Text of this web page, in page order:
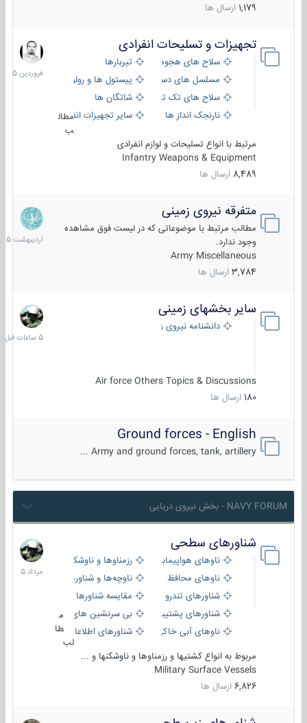
1,179 ارسال ها
تجهیزات و تسلیحات انفرادی
سلاح های هجومی
تیربارها
مسلسل های دستی
پیستول ها و رولورها
سلاح های تک تیر اندازیشاتگان ها
نارنجک انداز ها
سایر تجهیزات انفرادی
مطال
ب
مرتبط با انواع تسلیحات و لوازم انفرادی
Infantry Weapons & Equipment
8,489 ارسال ها
17
فروردین
1405
متفرقه نیروی زمینی
مطالب مرتبط با موضوعاتی که در لیست فوق مشاهده
وجود ندارد.
Army Miscellaneous
3,784 ارسال ها
27
1405
سایر بخشهای زمینی
دانشنامه نیروی زمینی
Air force Others Topics & Discussions
180 ارسال ها
5
ساعات
قبل
Ground forces - English
Army and ground forces, tank, artillery ...
NAVY FORUM - بخش نیروی دریایی
شناورهای سطحی
ناوهای هواپیمابر و بالگرد بررزمناوها و ناوشکن‌ها
ناوهای محافظ
ناوچه‌ها و شناورهای گشتی
شناورهای تندرو
مقایسه شناورها
شناورهای پشتیبانی
بی سرنشین های دریایی
ناوهای آبی خاکی و نیروبرشناورهای اطلاعاتی و جاسوسی
طا
لب
مربوط به انواع کشتیها و رزمناوها و ناوشکنها و ...
Military Surface Vessels
6,826 ارسال ها
2
مرداد
1405